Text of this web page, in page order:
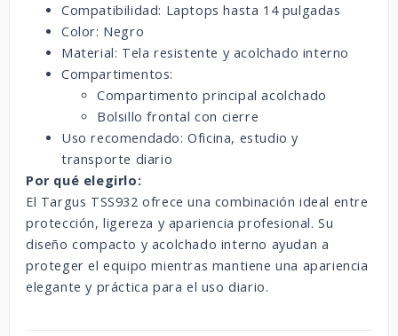
Compatibilidad: Laptops hasta 14 pulgadas
Color: Negro
Material: Tela resistente y acolchado interno
Compartimentos:
Compartimento principal acolchado
Bolsillo frontal con cierre
Uso recomendado: Oficina, estudio y
transporte diario
Por qué elegirlo:
El Targus TSS932 ofrece una combinación ideal entre
protección, ligereza y apariencia profesional. Su
diseño compacto y acolchado interno ayudan a
proteger el equipo mientras mantiene una apariencia
elegante y práctica para el uso diario.